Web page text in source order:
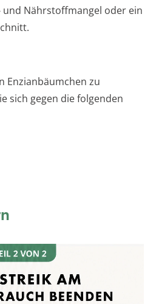
und Nährstoffmangel oder ein
Enzianbäumchen zu
sich gegen die folgenden